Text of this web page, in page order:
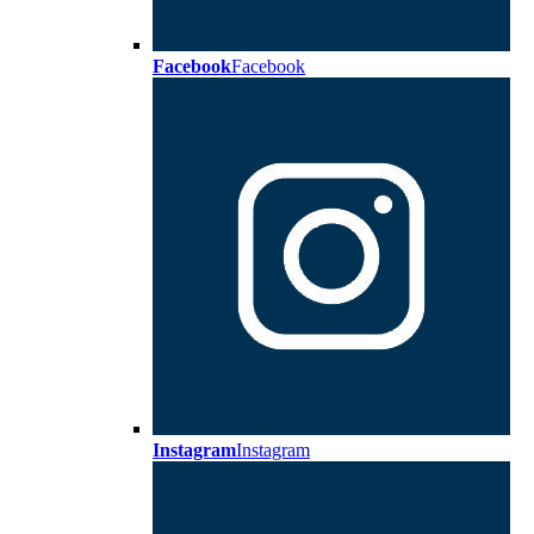
FacebookFacebook
InstagramInstagram